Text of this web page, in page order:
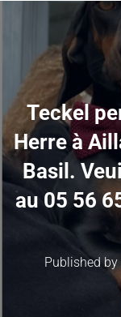
Teckel
Herre à
Basil.
au 05 56
Published by